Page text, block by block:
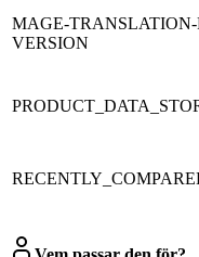
MAGE-
VERSION